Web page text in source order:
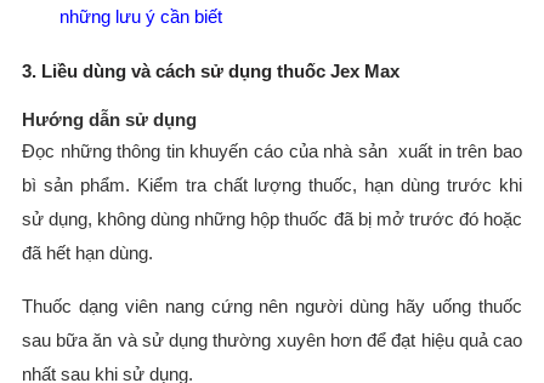
những lưu ý cần biết
3. Liều dùng và cách sử dụng thuốc Jex Max
Hướng dẫn sử dụng
Đọc những thông tin khuyến cáo của nhà sản xuất in trên bao
bì sản phẩm. Kiểm tra chất lượng thuốc, hạn dùng trước khi
sử dụng, không dùng những hộp thuốc đã bị mở trước đó hoặc
đã hết hạn dùng.
Thuốc dạng viên nang cứng nên người dùng hãy uống thuốc
sau bữa ăn và sử dụng thường xuyên hơn để đạt hiệu quả cao
nhất sau khi sử dụng.